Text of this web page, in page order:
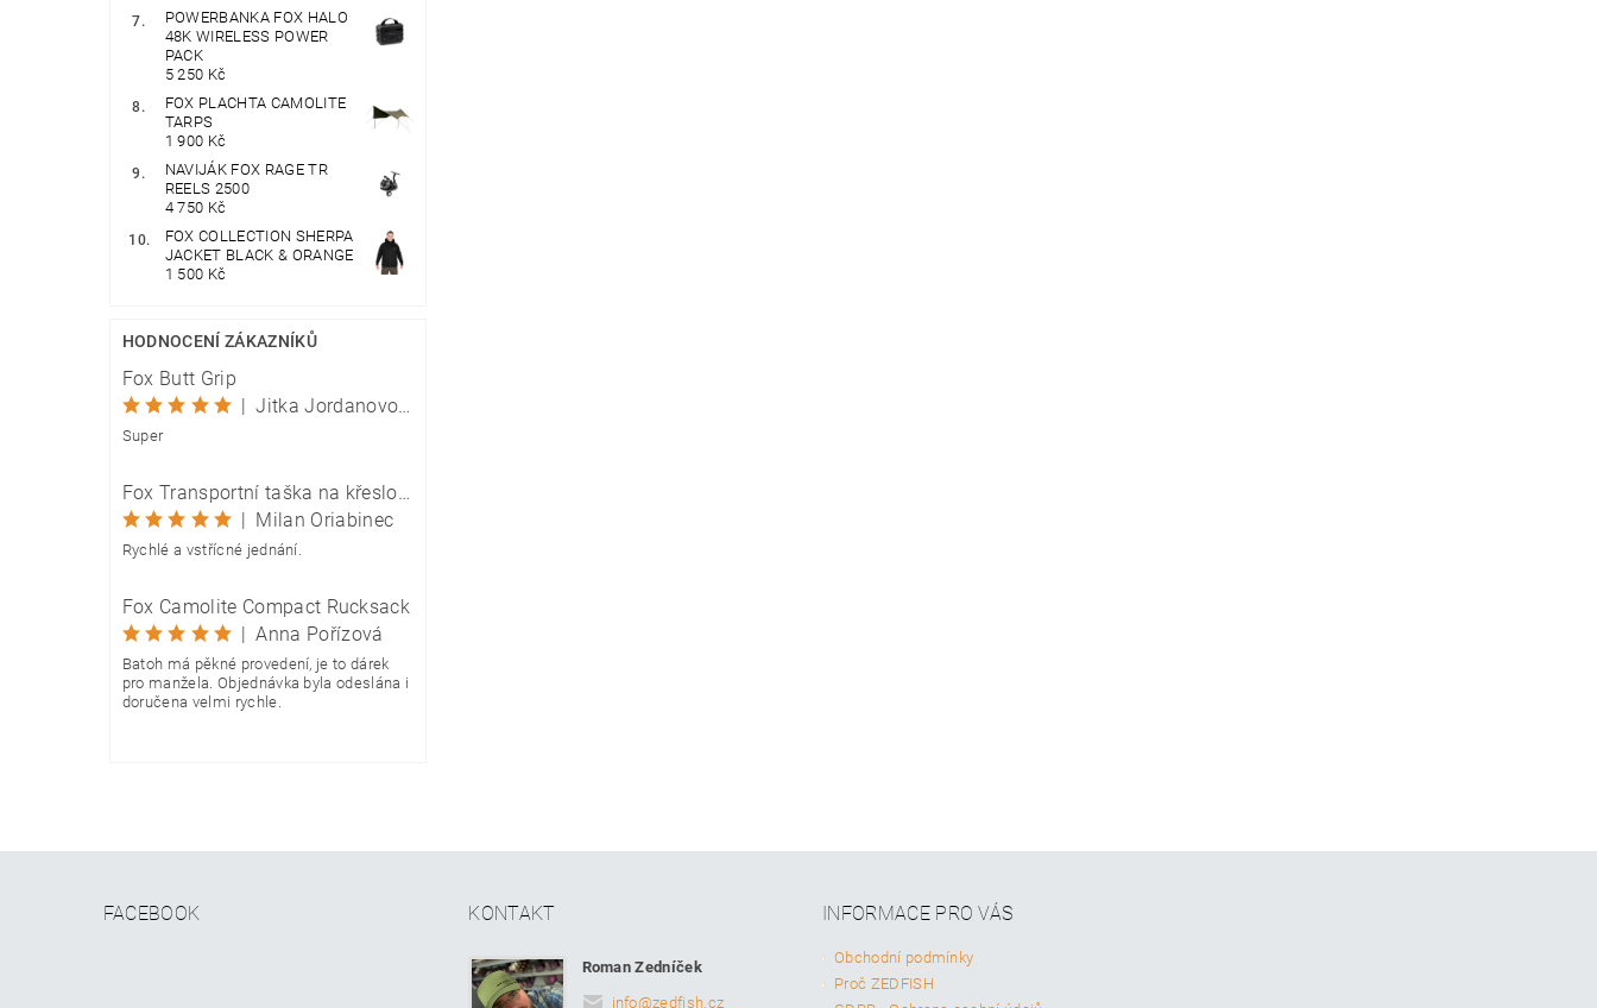
POWERBANKA FOX HALO
48K WIRELESS POWER
PACK
5 250 Kč
FOX PLACHTA CAMOLITE
TARPS
1 900 Kč
NAVIJÁK FOX RAGE TR
REELS 2500
4 750 Kč
FOX COLLECTION SHERPA
JACKET BLACK & ORANGE
1 500 Kč
HODNOCENÍ ZÁKAZNÍKŮ
Fox Butt Grip
|
Jitka Jordanovová
Super
Fox Transportní taška na křeslo Camolite Chair Bag
| Milan Oriabinec
Rychlé a vstřícné jednání.
Fox Camolite Compact Rucksack
| Anna Pořízová
Batoh má pěkné provedení, je to dárek
pro manžela. Objednávka byla odeslána i
doručena velmi rychle.
FACEBOOK KONTAKT
Roman Zedníček
info@zedfish.cz
INFORMACE PRO VÁS
Obchodní podmínky
Proč ZEDFISH